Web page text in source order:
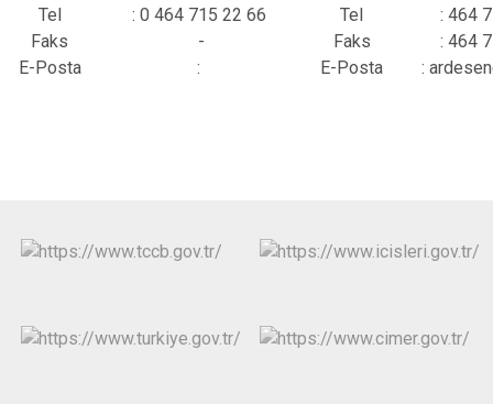
Tel
: 0 464 715 22 66 Tel
: 464
Faks
- Faks
: 464
E-Posta
: E-Posta :